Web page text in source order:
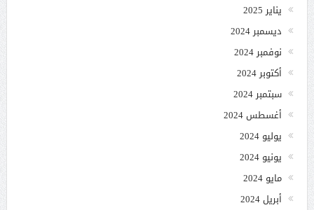
يناير 2025
ديسمبر 2024
نوفمبر 2024
أكتوبر 2024
سبتمبر 2024
أغسطس 2024
يوليو 2024
يونيو 2024
مايو 2024
أبريل 2024